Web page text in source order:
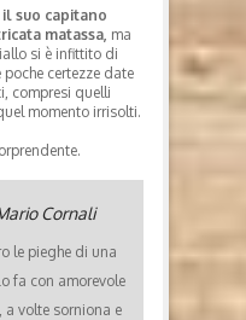
suo capitano
matassa, ma
si è infittito di
certezze date
compresi quelli
momento irrisolti.
Cornali
le pieghe di una
fa con amorevole
a volte sorniona e